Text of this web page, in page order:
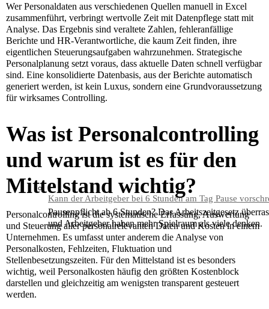
Kann der Arbeitgeber bei 6 Stunden am Tag Pause
Pausenpflicht ab 6 Stunden? Das Arbeitszeitgesetz
und Arbeitgeber haben mehr Spielraum als viele denken.
Wer Personaldaten aus verschiedenen Quellen manuell in Excel
zusammenführt, verbringt wertvolle Zeit mit Datenpflege statt mit
Analyse. Das Ergebnis sind veraltete Zahlen, fehleranfällige
Berichte und HR-Verantwortliche, die kaum Zeit finden, ihre
eigentlichen Steuerungsaufgaben wahrzunehmen. Strategische
Personalplanung setzt voraus, dass aktuelle Daten schnell verfügbar
sind. Eine konsolidierte Datenbasis, aus der Berichte automatisch
generiert werden, ist kein Luxus, sondern eine Grundvoraussetzung
für wirksames Controlling.
Was ist Personalcontrolling
und warum ist es für den
Mittelstand wichtig?
Personalcontrolling ist die systematische Erfassung, Auswertung
und Steuerung aller personalrelevanten Daten und Kosten in einem
Unternehmen. Es umfasst unter anderem die Analyse von
Personalkosten, Fehlzeiten, Fluktuation und
Stellenbesetzungszeiten. Für den Mittelstand ist es besonders
wichtig, weil Personalkosten häufig den größten Kostenblock
darstellen und gleichzeitig am wenigsten transparent gesteuert
werden.